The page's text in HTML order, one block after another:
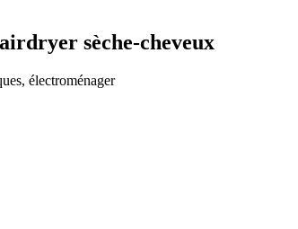
sèche-cheveux
électroménager